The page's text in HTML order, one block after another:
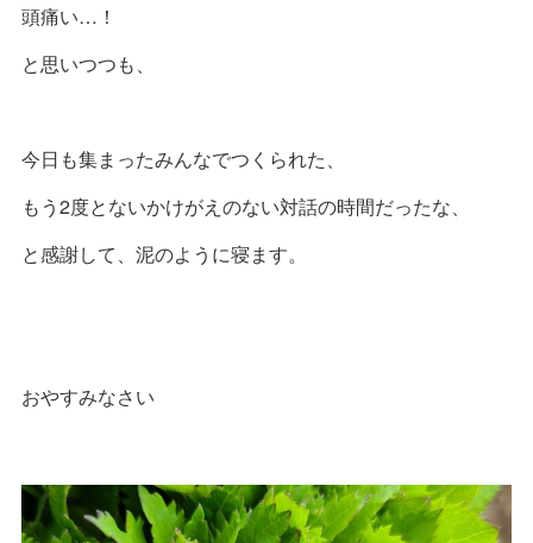
頭痛い…！
と思いつつも、
今日も集まったみんなでつくられた、
もう2度とないかけがえのない対話の時間だったな、
と感謝して、泥のように寝ます。
おやすみなさい